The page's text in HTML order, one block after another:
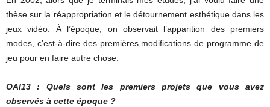
thèse sur la réappropriation et le détournement esthétique dans les
jeux vidéo. À l’époque, on observait l’apparition des premiers
modes, c’est-à-dire des premières modifications de programme de
jeu pour en faire autre chose.
OAI13 : Quels sont les premiers projets que vous avez
observés à cette époque ?